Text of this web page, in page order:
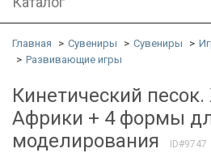
Главная Сувениры Сувениры
Развивающие игры
Кинетический
Африки + 4 формы
моделирования
ID#9747